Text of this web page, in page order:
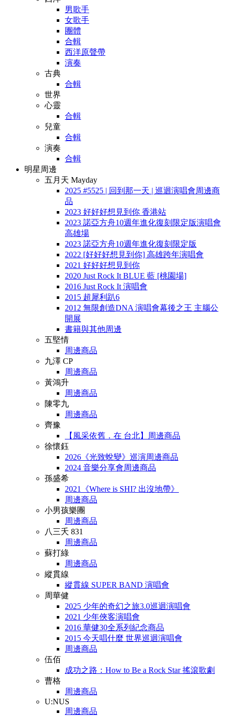
男歌手
女歌手
團體
合輯
西洋原聲帶
演奏
古典
合輯
世界
心靈
合輯
兒童
合輯
演奏
合輯
明星周邊
五月天 Mayday
2025 #5525 | 回到那一天 | 巡迴演唱會周邊商
品
2023 好好好想見到你 香港站
2023 諾亞方舟10週年進化復刻限定版演唱會
高雄場
2023 諾亞方舟10週年進化復刻限定版
2022 [好好好想見到你] 高雄跨年演唱會
2021 好好好想見到你
2020 Just Rock It BLUE 藍 [桃園場]
2016 Just Rock It 演唱會
2015 超犀利趴6
2012 無限創造DNA 演唱會幕後之王 主腦公
開展
書籍與其他周邊
五堅情
周邊商品
九澤 CP
周邊商品
黃鴻升
周邊商品
陳零九
周邊商品
齊豫
【風采依舊．在 台北】周邊商品
徐懷鈺
2026《光致蛻變》巡演周邊商品
2024 音樂分享會周邊商品
孫盛希
2021《Where is SHI? 出沒地帶》
周邊商品
小男孩樂團
周邊商品
八三夭 831
周邊商品
蘇打綠
周邊商品
縱貫線
縱貫線 SUPER BAND 演唱會
周華健
2025 少年的奇幻之旅3.0巡迴演唱會
2021 少年俠客演唱會
2016 華健30全系列紀念商品
2015 今天唱什麼 世界巡迴演唱會
周邊商品
伍佰
成功之路：How to Be a Rock Star 搖滾歌劇
曹格
周邊商品
U:NUS
周邊商品